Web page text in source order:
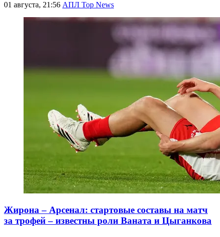
01 августа, 21:56 АПЛ Top News
Жирона – Арсенал: стартовые составы на матч
за трофей – известны роли Ваната и Цыганкова